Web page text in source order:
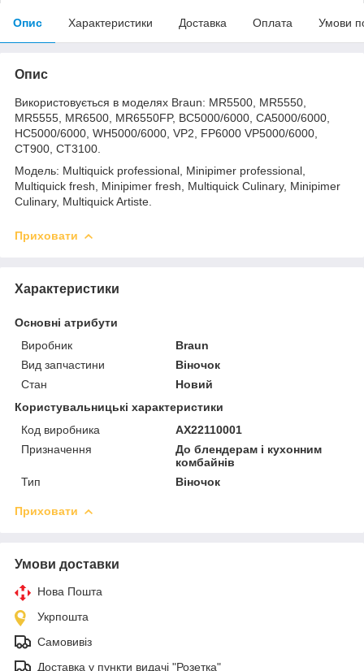
Опис Характеристики Доставка Оплата Умови
Опис
Використовується в моделях Braun: MR5500, MR5550,
MR5555, MR6500, MR6550FP, BC5000/6000, CA5000/6000,
HC5000/6000, WH5000/6000, VP2, FP6000 VP5000/6000,
CT900, CT3100.
Модель: Multiquick professional, Minipimer professional,
Multiquick fresh, Minipimer fresh, Multiquick Culinary, Minipimer
Culinary, Multiquick Artiste.
Приховати
Характеристики
Основні атрибути
Виробник
Braun
Вид запчастини
Віночок
Стан
Новий
Користувальницькі характеристики
Код виробника
AX22110001
Призначення
До блендерам і кухонним
комбайнів
Тип
Віночок
Приховати
Умови доставки
Нова Пошта
Укрпошта
Самовивіз
Доставка у пункти видачі "Розетка"